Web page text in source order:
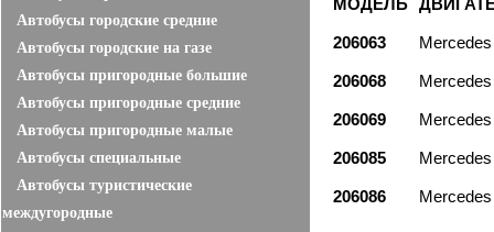
Автобусы городские средние
Автобусы городские на газе
Автобусы пригородные большие
Автобусы пригородные средние
Автобусы пригородные малые
Автобусы специальные
Автобусы туристические
междугородные
МОДЕЛЬ
206063
206068
206069
206085
206086